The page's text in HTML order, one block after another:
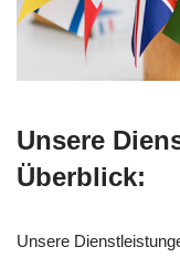
Unsere
Überblick:
Unsere